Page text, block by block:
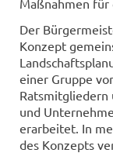
Maßnahmen für
Der
Konzept
einer Gruppe
Ratsmitgliedern
und
erarbeitet. In
des Konzepts